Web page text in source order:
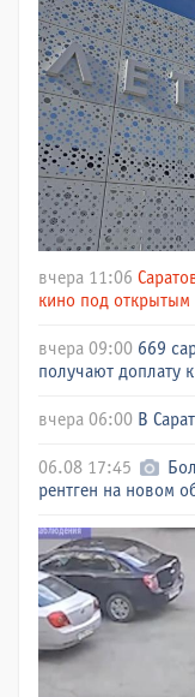
вчера 11:06
кино под открытым
вчера 09:00 669
получают доплату
вчера 06:00 В
06.08 17:45
рентген на новом